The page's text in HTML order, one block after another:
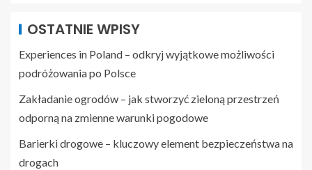
OSTATNIE WPISY
Experiences in Poland – odkryj wyjątkowe możliwości
podróżowania po Polsce
Zakładanie ogrodów – jak stworzyć zieloną przestrzeń
odporną na zmienne warunki pogodowe
Barierki drogowe – kluczowy element bezpieczeństwa na
drogach